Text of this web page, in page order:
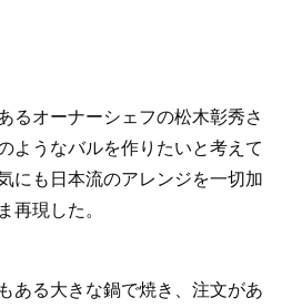
るオーナーシェフの松木彰秀さ
ようなバルを作りたいと考えて
にも日本流のアレンジを一切加
再現した。
ある大きな鍋で焼き、注文があ